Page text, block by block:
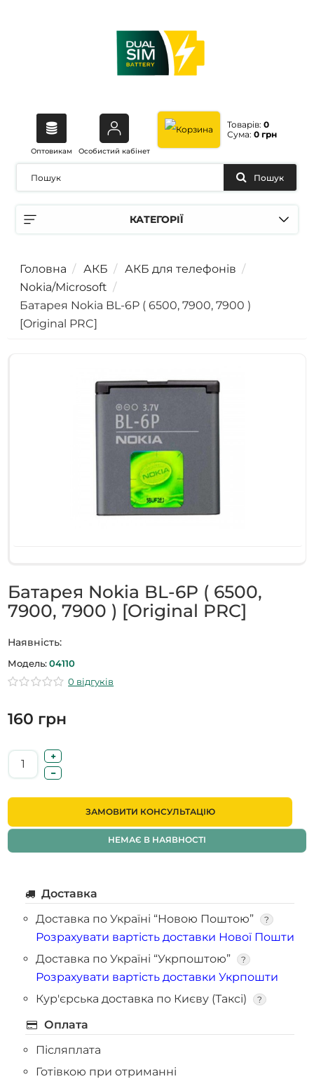
Оптовикам Особистий кабінет
Товарів: 0
Сума: 0 грн
КАТЕГОРІЇ
Пошук
Головна АКБ
АКБ для телефонів
Nokia/Microsoft
Батарея Nokia BL-6P ( 6500, 7900, 7900 )
[Original PRC]
Батарея Nokia BL-6P ( 6500,
7900, 7900 ) [Original PRC]
Наявність:
Модель: 04110
0 відгуків
160 грн
ЗАМОВИТИ КОНСУЛЬТАЦІЮ
НЕМАЄ В НАЯВНОСТІ
Доставка
Доставка по Україні “Новою Поштою”
?
Розрахувати вартість доставки Нової Пошти
Доставка по Україні “Укрпоштою”
?
Розрахувати вартість доставки Укрпошти
Кур'єрська доставка по Києву (Таксі)
?
Оплата
Післяплата
Готівкою при отриманні